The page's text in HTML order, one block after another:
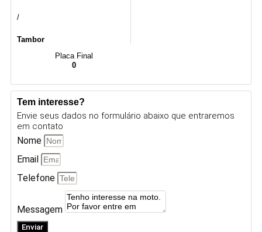
/
Tambor
Placa Final
0
Tem interesse?
Envie seus dados no formulário abaixo que entraremos
em contato
Nome
Email
Telefone
Messagem
Enviar